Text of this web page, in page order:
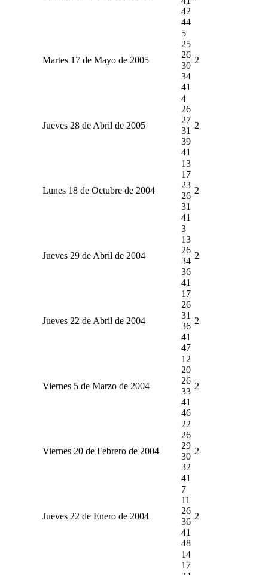
42
44
Martes 17 de Mayo de 2005
5
25
26
30
34
41
2
Jueves 28 de Abril de 2005
4
26
27
31
39
41
2
Lunes 18 de Octubre de 2004
13
17
23
26
31
41
2
Jueves 29 de Abril de 2004
3
13
26
34
36
41
2
Jueves 22 de Abril de 2004
17
26
31
36
41
47
2
Viernes 5 de Marzo de 2004
12
20
26
33
41
46
2
Viernes 20 de Febrero de 2004
22
26
29
30
32
41
2
Jueves 22 de Enero de 2004
7
11
26
36
41
48
2
14
17